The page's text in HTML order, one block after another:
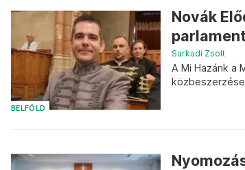
BELFÖLD
Novák
Sarkadi Zsolt
A Mi Hazánk a